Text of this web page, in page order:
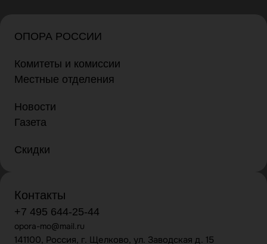
ОПОРА РОССИИ
Комитеты и комиссии
Местные отделения
Новости
Газета
Скидки
Контакты
+7 495 644-25-44
opora-mo@mail.ru
141100, Россия, г. Щелково, ул. Заводская д. 15